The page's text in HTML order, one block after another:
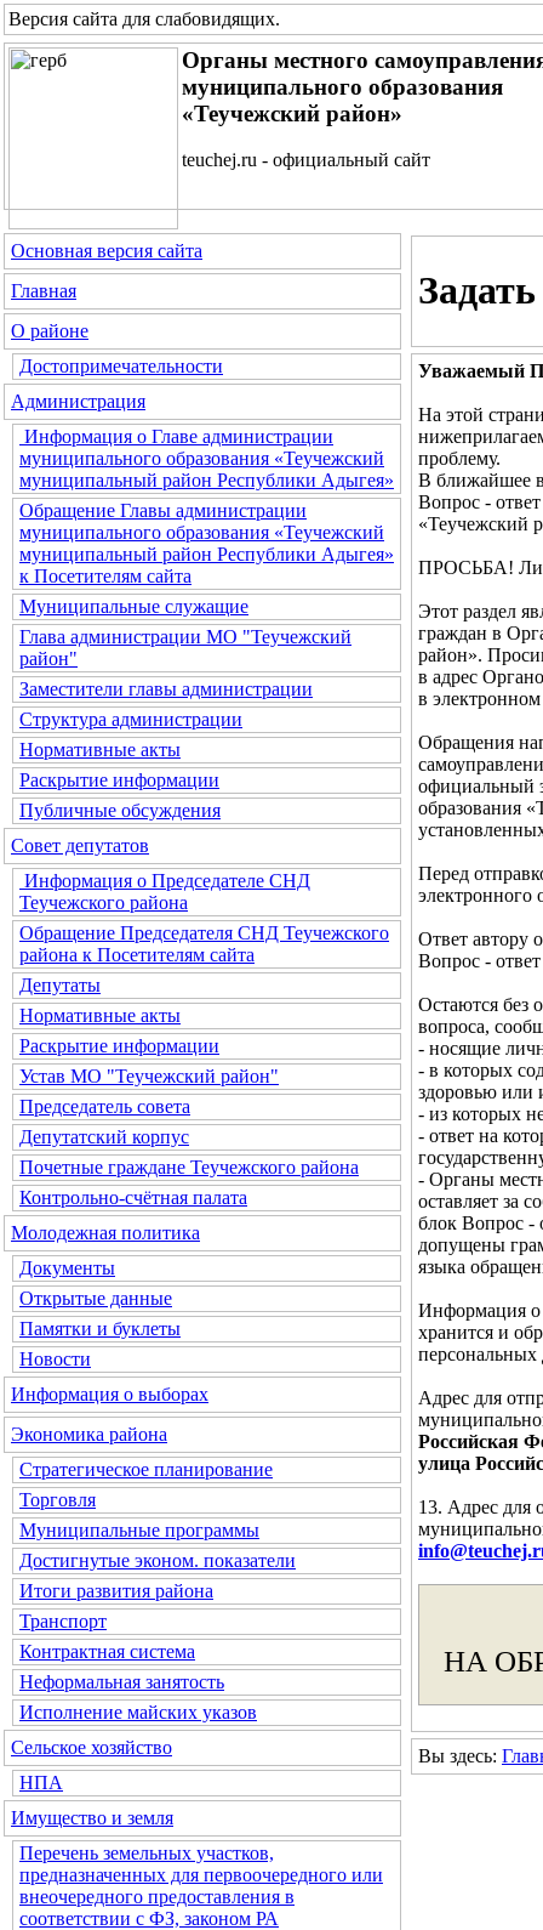
Версия сайта для слабовидящих.
Органы местного
муниципального образования
«Теучежский район»
teuchej.ru - официальный сайт
Основная версия сайта
Главная
О районе
Достопримечательности
Администрация
Информация о Главе администрации
муниципального образования «Теучежский
муниципальный район Республики Адыгея»
Обращение Главы администрации
муниципального образования «Теучежский
муниципальный район Республики Адыгея»
к Посетителям сайта
Муниципальные служащие
Глава администрации МО "Теучежский
район"
Заместители главы администрации
Структура администрации
Нормативные акты
Раскрытие информации
Публичные обсуждения
Совет депутатов
Информация о Председателе СНД
Теучежского района
Обращение Председателя СНД Теучежского
района к Посетителям сайта
Депутаты
Нормативные акты
Раскрытие информации
Устав МО "Теучежский район"
Председатель совета
Депутатский корпус
Почетные граждане Теучежского района
Контрольно-счётная палата
Молодежная политика
Документы
Открытые данные
Памятки и буклеты
Новости
Информация о выборах
Экономика района
Стратегическое планирование
Торговля
Муниципальные программы
Достигнутые эконом. показатели
Итоги развития района
Транспорт
Контрактная система
Неформальная занятость
Исполнение майских указов
Сельское хозяйство
НПА
Имущество и земля
Перечень земельных участков,
предназначенных для первоочередного или
внеочередного предоставления в
соответствии с ФЗ, законом РА
Уважаемый
На этой
проблему.
В ближайшее
Вопрос -
«Теучежский
ПРОСЬБА!
Этот раздел
граждан в
район».
в адрес
в
Обращения
официальный
образования
Перед
электронного
Ответ автору
Вопрос - ответ
Остаются без
вопроса,
- носящие
- в которых
здоровью или
- из которых
- ответ на
- Органы
оставляет за
блок Вопрос -
допущены
языка
Информация о
хранится и
Адрес для
Российская
улица
13. Адрес для
НА
Вы здесь: